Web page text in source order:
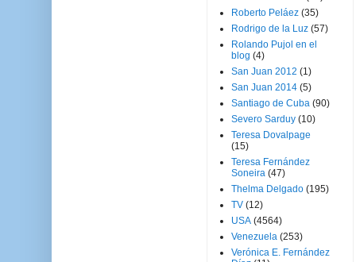
Roberto Peláez (35)
Rodrigo de la Luz (57)
Rolando Pujol en el
blog (4)
San Juan 2012 (1)
San Juan 2014 (5)
Santiago de Cuba (90)
Severo Sarduy (10)
Teresa Dovalpage
(15)
Teresa Fernández
Soneira (47)
Thelma Delgado (195)
TV (12)
USA (4564)
Venezuela (253)
Verónica E. Fernández